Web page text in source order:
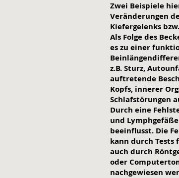
Zwei Beispiele
Veränderungen
Kiefergelenks
Als Folge des
es zu einer
z.B. Sturz,
auftretende
Kopfs, innerer
Schlafstörungen
Durch eine
und
beeinflusst. Die
kann durch Tests
auch durch
oder
nachgewiesen